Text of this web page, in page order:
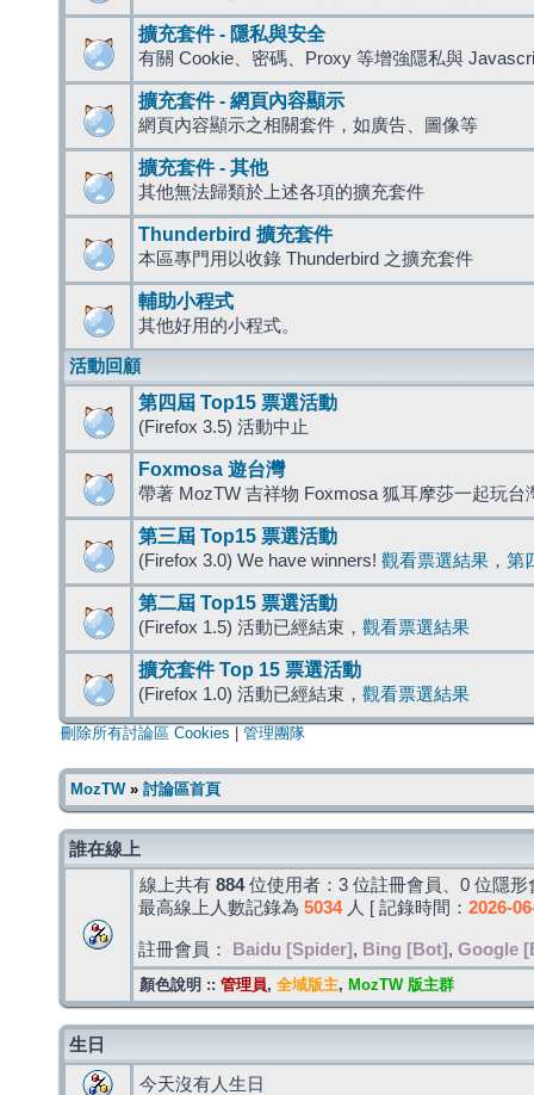
擴充套件 - 隱私與安全
有關 Cookie、密碼、Proxy 等增強隱私與
擴充套件 - 網頁內容顯示
網頁內容顯示之相關套件，如廣告、圖像等
擴充套件 - 其他
其他無法歸類於上述各項的擴充套件
Thunderbird 擴充套件
本區專門用以收錄 Thunderbird 之擴充套件
輔助小程式
其他好用的小程式。
活動回顧
第四屆 Top15 票選活動
(Firefox 3.5) 活動中止
Foxmosa 遊台灣
帶著 MozTW 吉祥物 Foxmosa 狐耳摩莎一起玩台
第三屆 Top15 票選活動
(Firefox 3.0) We have winners! 觀看票選結果 ， 第
第二屆 Top15 票選活動
(Firefox 1.5) 活動已經結束， 觀看票選結果
擴充套件 Top 15 票選活動
(Firefox 1.0) 活動已經結束， 觀看票選結果
刪除所有討論區 Cookies 管理團隊
MozTW» 討論區首頁
誰在線上
線上共有 884位使用者：3 位註冊會員、0 位隱
最高線上人數記錄為 5034人 [ 記錄時間： 2026-
註冊會員： Baidu [Spider] , Bing [Bot] , Google
顏色說明 :: 管理員, 全域版主, MozTW 版主群
生日
今天沒有人生日